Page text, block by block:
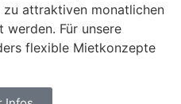
zu attraktiven monatlichen
werden. Für unsere
flexible Mietkonzepte